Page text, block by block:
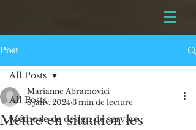
Post
All Posts
Méthode de design de service
All Posts
Mettre en situation les
Marianne Abramovici
8 janv. 2024 3 min de lecture